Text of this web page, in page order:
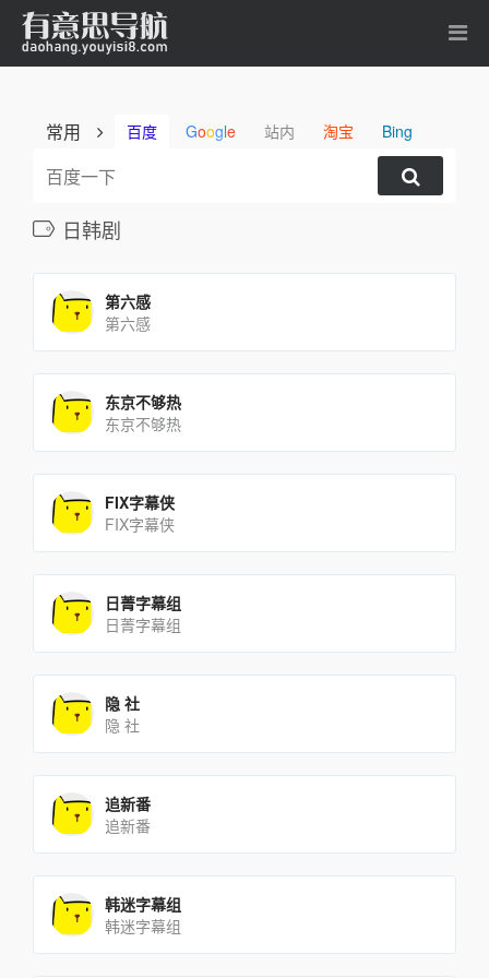
常用 百度 Google 站内 淘宝 Bing
日韩剧
第六感
第六感
东京不够热
东京不够热
FIX字幕侠
FIX字幕侠
日菁字幕组
日菁字幕组
隐 社
隐 社
追新番
追新番
韩迷字幕组
韩迷字幕组